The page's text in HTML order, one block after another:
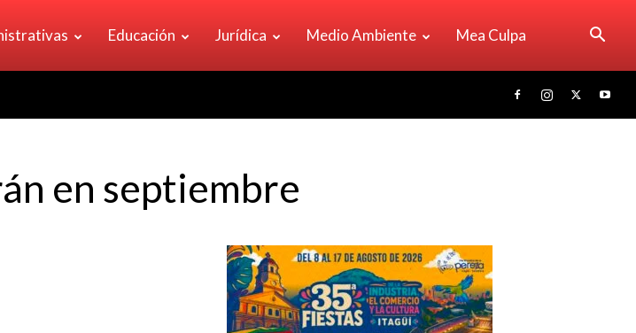
Educación Jurídica Medio Ambiente Mea Culpa
en septiembre